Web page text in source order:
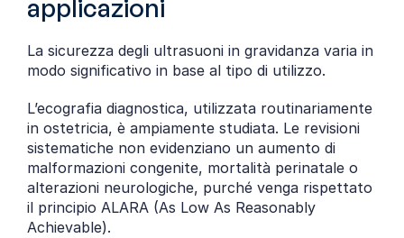
applicazioni
La sicurezza degli ultrasuoni in gravidanza varia in
modo significativo in base al tipo di utilizzo.
L’ecografia diagnostica, utilizzata routinariamente
in ostetricia, è ampiamente studiata. Le revisioni
sistematiche non evidenziano un aumento di
malformazioni congenite, mortalità perinatale o
alterazioni neurologiche, purché venga rispettato
il principio ALARA (As Low As Reasonably
Achievable).